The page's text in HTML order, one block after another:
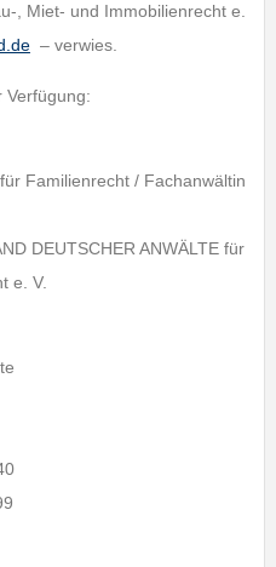
, Miet- und Immobilienrecht e.
– verwies.
Verfügung:
Familienrecht / Fachanwältin
DEUTSCHER ANWÄLTE für
e. V.